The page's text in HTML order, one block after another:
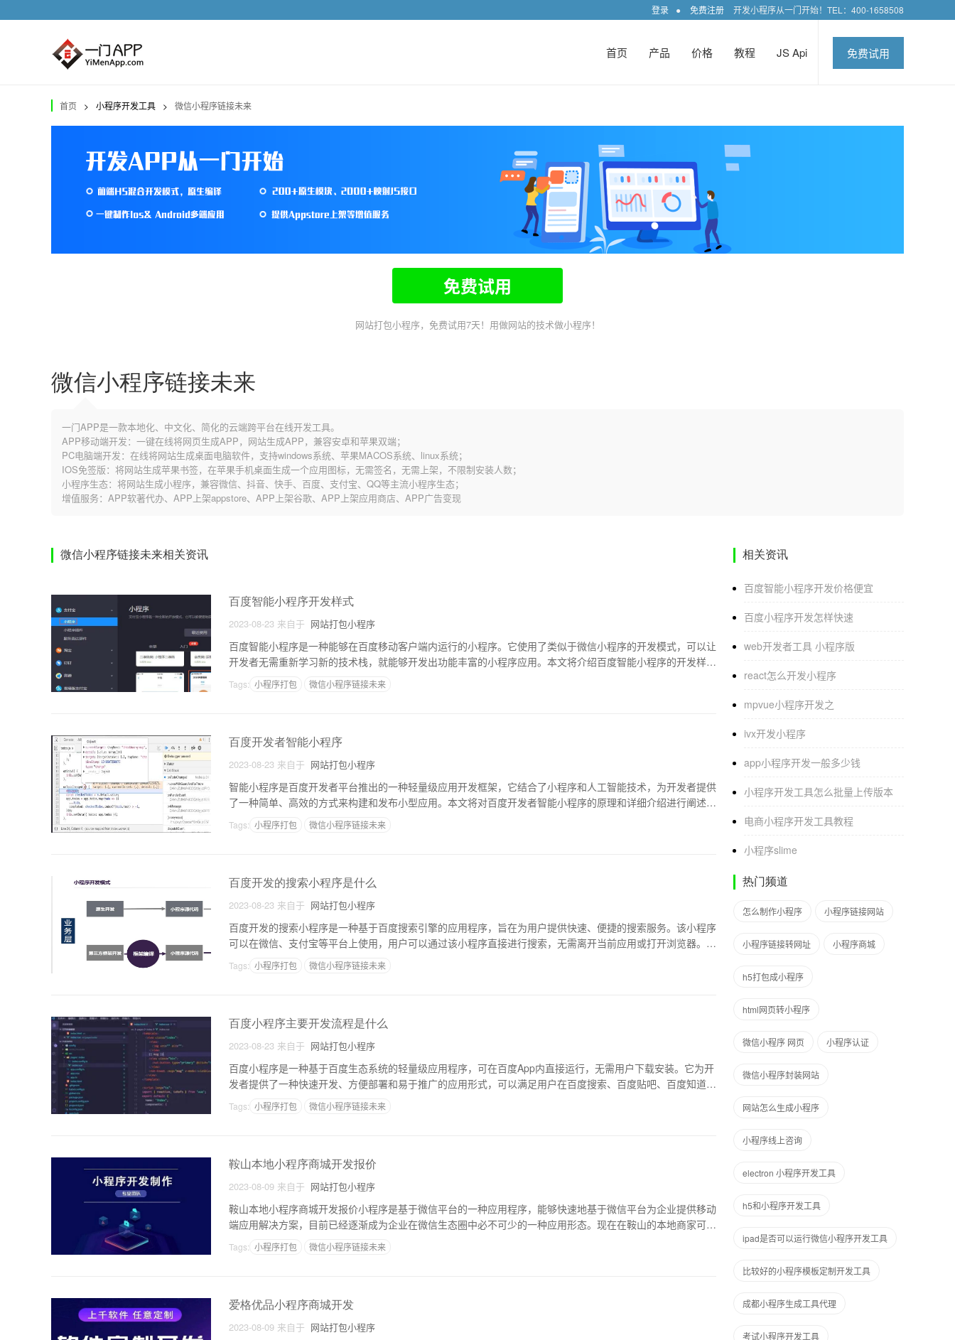
登录 ● 免费注册 开发小程序从一门开始！TEL：400-1658508
首页 产品 价格 教程 JS Api 免费试用
首页 > 小程序开发工具 > 微信小程序链接未来
免费试用
网站打包小程序，免费试用7天！用做网站的技术做小程序！
微信小程序链接未来
一门APP是一款本地化、中文化、简化的云端跨平台在线开发工具。
APP移动端开发：一键在线将网页生成APP，网站生成APP，兼容安卓和苹果双端；
PC电脑端开发：在线将网站生成桌面电脑软件，支持windows系统、苹果MACOS系统、linux系统；
IOS免签版：将网站生成苹果书签，在苹果手机桌面生成一个应用图标，无需签名，无需上架，不限制安装人数；
小程序生态：将网站生成小程序，兼容微信、抖音、快手、百度、支付宝、QQ等主流小程序生态；
增值服务：APP软著代办、APP上架appstore、APP上架谷歌、APP上架应用商店、APP广告变现
微信小程序链接未来相关资讯
百度智能小程序开发样式
2023-08-23 来自于 网站打包小程序
百度智能小程序是一种能够在百度移动客户端内运行的小程序。它使用了类似于微信小程序的开发模式，可以让
开发者无需重新学习新的技术栈，就能够开发出功能丰富的小程序应用。本文将介绍百度智能小程序的开发样
式，并对其原理进行详细介绍。一、百度智能小程序的开发样式百度智
Tags: 小程序打包 微信小程序链接未来
百度开发者智能小程序
2023-08-23 来自于 网站打包小程序
智能小程序是百度开发者平台推出的一种轻量级应用开发框架，它结合了小程序和人工智能技术，为开发者提供
了一种简单、高效的方式来构建和发布小型应用。本文将对百度开发者智能小程序的原理和详细介绍进行阐述。
一、智能小程序的原理百度开发者智能小程序的原理基于两个核心技
Tags: 小程序打包 微信小程序链接未来
百度开发的搜索小程序是什么
2023-08-23 来自于 网站打包小程序
百度开发的搜索小程序是一种基于百度搜索引擎的应用程序，旨在为用户提供快速、便捷的搜索服务。该小程序
可以在微信、支付宝等平台上使用，用户可以通过该小程序直接进行搜索，无需离开当前应用或打开浏览器。百
度搜索小程序的原理是基于百度搜索引擎的搜索算法。当用户在搜索
Tags: 小程序打包 微信小程序链接未来
百度小程序主要开发流程是什么
2023-08-23 来自于 网站打包小程序
百度小程序是一种基于百度生态系统的轻量级应用程序，可在百度App内直接运行，无需用户下载安装。它为开
发者提供了一种快速开发、方便部署和易于推广的应用形式，可以满足用户在百度搜索、百度贴吧、百度知道等
场景中的使用需求。一、开发准备1. 注册成为百度小程序开发
Tags: 小程序打包 微信小程序链接未来
鞍山本地小程序商城开发报价
2023-08-09 来自于 网站打包小程序
鞍山本地小程序商城开发报价小程序是基于微信平台的一种应用程序，能够快速地基于微信平台为企业提供移动
端应用解决方案，目前已经逐渐成为企业在微信生态圈中必不可少的一种应用形态。现在在鞍山的本地商家可以
利用小程序来搭建自己的商城，随着本地互联网的发展，小程序商城
Tags: 小程序打包 微信小程序链接未来
爱格优品小程序商城开发
2023-08-09 来自于 网站打包小程序
相关资讯
百度智能小程序开发价格便宜
百度小程序开发怎样快速
web开发者工具 小程序版
react怎么开发小程序
mpvue小程序开发之
ivx开发小程序
app小程序开发一般多少钱
小程序开发工具怎么批量上传版本
电商小程序开发工具教程
小程序slime
热门频道
怎么制作小程序 小程序链接网站
小程序链接转网址 小程序商城
h5打包成小程序
html网页转小程序
微信小程序 网页 小程序认证
微信小程序封装网站
网站怎么生成小程序
小程序线上咨询
electron 小程序开发工具
h5和小程序开发工具
ipad是否可以运行微信小程序开发工具
比较好的小程序模板定制开发工具
成都小程序生成工具代理
考试小程序开发工具